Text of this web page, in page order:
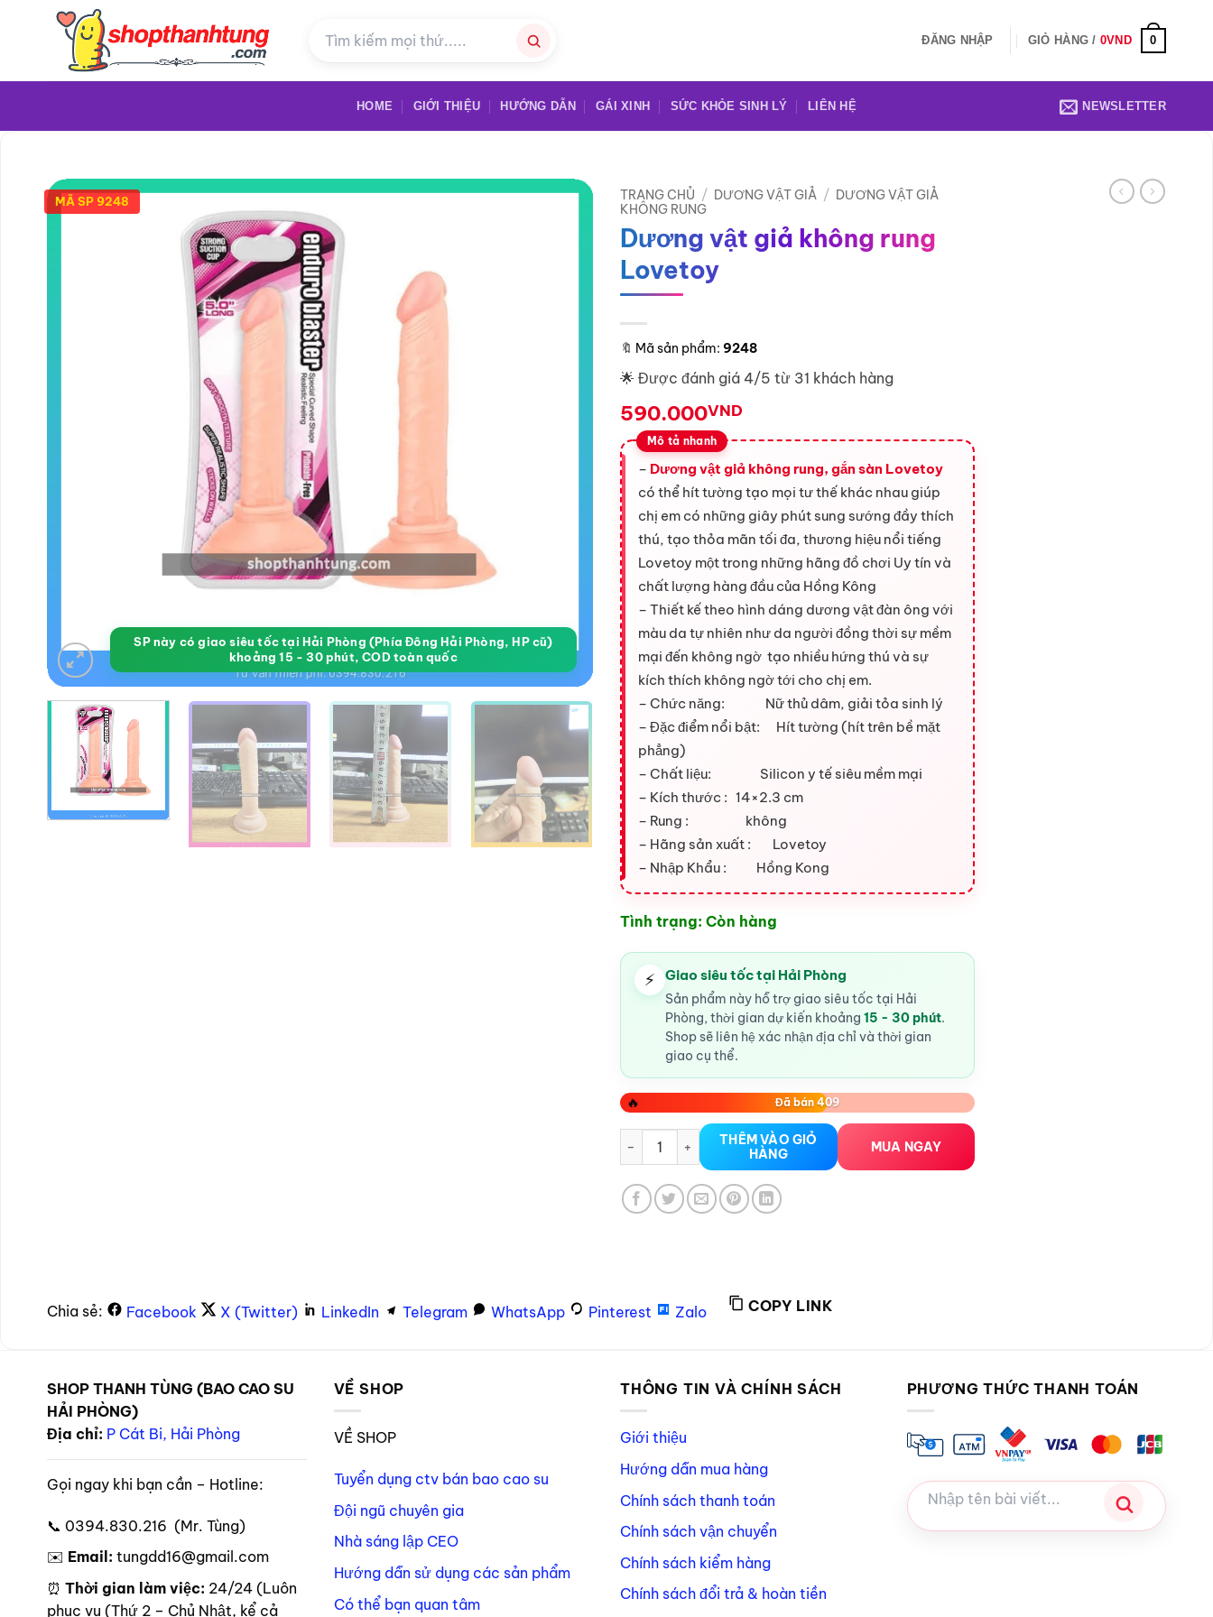
dung
ĐĂNG NHẬP GIỎ HÀNG / 0VND 0
HOME GIỚI THIỆU HƯỚNG DẪN GÁI XINH SỨC KHỎE SINH LÝ LIÊN HỆ NEWSLETTER
MÃ SP 9248
SP này có giao siêu tốc tại Hải Phòng (Phía Đông Hải Phòng, HP cũ)
khoảng 15 - 30 phút, COD toàn quốc
TRANG CHỦ / DƯƠNG VẬT GIẢ / DƯƠNG VẬT GIẢ
KHÔNG RUNG
Dương vật giả không rung
Lovetoy
🔖 Mã sản phẩm: 9248
🌟 Được đánh giá 4/5 từ 31 khách hàng
590.000VND
– Dương vật giả không rung, gắn sàn Lovetoy
có thể hít tường tạo mọi tư thế khác nhau giúp
chị em có những giây phút sung sướng đầy thích
thú, tạo thỏa mãn tối đa, thương hiệu nổi tiếng
Lovetoy một trong những hãng đồ chơi Uy tín và
chất lượng hàng đầu của Hồng Kông
– Thiết kế theo hình dáng dương vật đàn ông với
màu da tự nhiên như da người đồng thời sự mềm
mại đến không ngờ tạo nhiều hứng thú và sự
kích thích không ngờ tới cho chị em.
– Chức năng: Nữ thủ dâm, giải tỏa sinh lý
– Đặc điểm nổi bật: Hít tường (hít trên bề mặt
phẳng)
– Chất liệu: Silicon y tế siêu mềm mại
– Kích thước : 14×2.3 cm
– Rung : không
– Hãng sản xuất : Lovetoy
– Nhập Khẩu : Hồng Kong
Tình trạng: Còn hàng
⚡ Giao siêu tốc tại Hải Phòng
Sản phẩm này hỗ trợ giao siêu tốc tại Hải
Phòng, thời gian dự kiến khoảng 15 - 30 phút.
Shop sẽ liên hệ xác nhận địa chỉ và thời gian
giao cụ thể.
🔥 Đã bán 409
Dương vật giả không rung Lovetoy số lượng
THÊM VÀO GIỎ
HÀNG
MUA NGAY
Chia sẻ: Facebook X (Twitter) LinkedIn Telegram WhatsApp Pinterest Zalo COPY LINK
SHOP THANH TÙNG (BAO CAO SU
HẢI PHÒNG)
Địa chỉ: P Cát Bi, Hải Phòng
Gọi ngay khi bạn cần – Hotline:
📞 0394.830.216 (Mr. Tùng)
✉️ Email: tungdd16@gmail.com
⏰ Thời gian làm việc: 24/24 (Luôn
phục vụ (Thứ 2 – Chủ Nhật, kể cả
VỀ SHOP
VỀ SHOP
Tuyển dụng ctv bán bao cao su
Đội ngũ chuyên gia
Nhà sáng lập CEO
Hướng dẫn sử dụng các sản phẩm
Có thể bạn quan tâm
THÔNG TIN VÀ CHÍNH SÁCH
Giới thiệu
Hướng dẫn mua hàng
Chính sách thanh toán
Chính sách vận chuyển
Chính sách kiểm hàng
Chính sách đổi trả & hoàn tiền
PHƯƠNG THỨC THANH TOÁN